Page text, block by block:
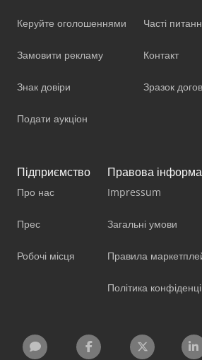
Керуйте оголошеннями
Замовити рекламу
Знак довіри
Подати аукціон
Часті
Контакт
Зразок
Підприємство
Про нас
Прес
Робочі місця
Правова
Impressum
Загальні умови
Правила
Політика